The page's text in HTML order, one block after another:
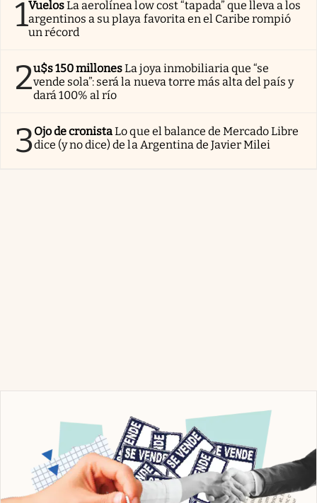
1VuelosLa aerolínea low cost “tapada” que lleva a los
argentinos a su playa favorita en el Caribe rompió
un récord
2u$s 150 millonesLa joya inmobiliaria que “se
vende sola”: será la nueva torre más alta del país y
dará 100% al río
3Ojo de cronistaLo que el balance de Mercado Libre
dice (y no dice) de la Argentina de Javier Milei